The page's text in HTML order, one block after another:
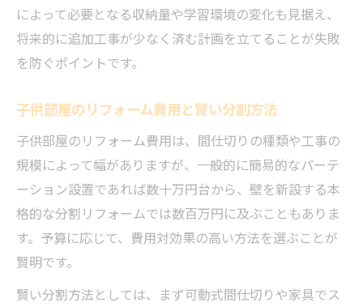
によって必要となる収納量や学習環境の変化も見据え、
将来的に追加工事が少なく済む計画を立てることが失敗
を防ぐポイントです。
子供部屋のリフォーム費用と賢い分割方法
子供部屋のリフォーム費用は、間仕切りの種類や工事の
規模によって幅がありますが、一般的に簡易的なパーテ
ーション設置であれば数十万円台から、壁を新設する本
格的な分割リフォームでは数百万円に及ぶこともありま
す。予算に応じて、費用対効果の高い方法を選ぶことが
賢明です。
賢い分割方法としては、まず可動式間仕切りや家具でス